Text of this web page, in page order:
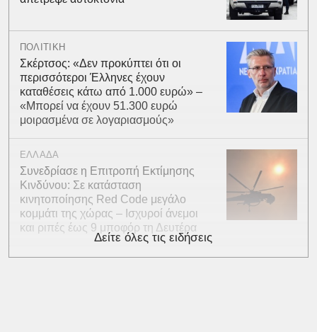
ΠΟΛΙΤΙΚΗ
Σκέρτσος: «Δεν προκύπτει ότι οι
περισσότεροι Έλληνες έχουν
καταθέσεις κάτω από 1.000 ευρώ» –
«Μπορεί να έχουν 51.300 ευρώ
μοιρασμένα σε λογαριασμούς»
ΕΛΛΑΔΑ
Συνεδρίασε η Επιτροπή Εκτίμησης
Κινδύνου: Σε κατάσταση
κινητοποίησης Red Code μεγάλο
κομμάτι της χώρας – Ισχυροί άνεμοι
και ριπές έως 9 μποφόρ τη Δευτέρα
Δείτε όλες τις ειδήσεις